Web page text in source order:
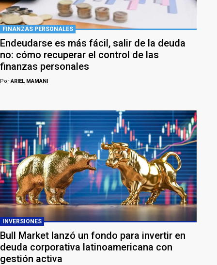
FINANZAS PERSONALES
Endeudarse es más fácil, salir de la deuda
no: cómo recuperar el control de las
finanzas personales
PorARIEL MAMANI
INVERSIONES
Bull Market lanzó un fondo para invertir en
deuda corporativa latinoamericana con
gestión activa